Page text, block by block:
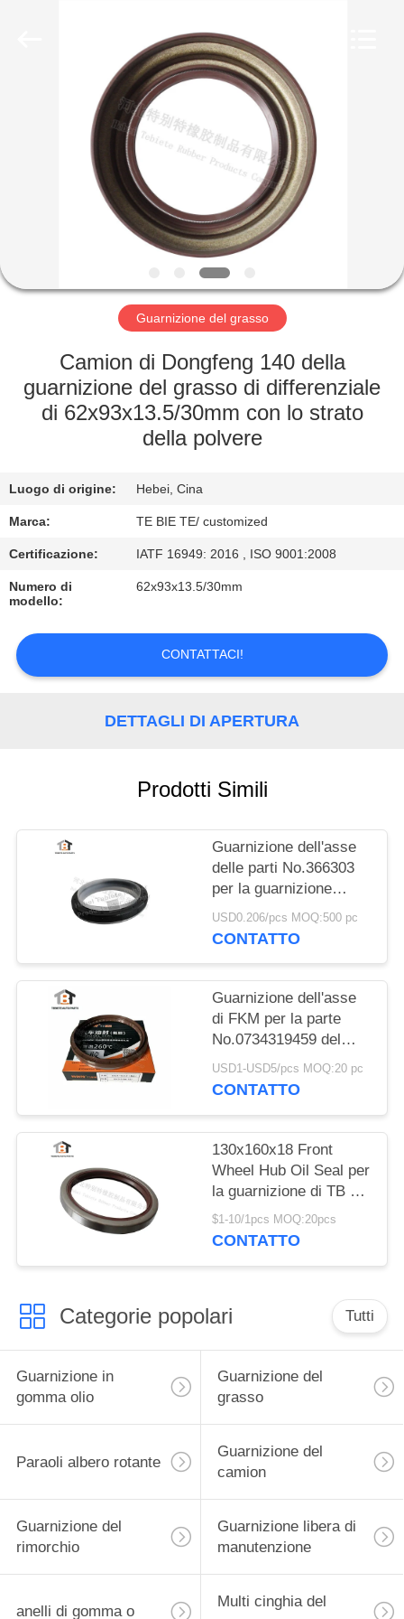
PRODOTTI
GIRO
FABBRICA
CONTROLLO
CONTATTICI
NOTIZIE
CASI
Guarnizione del grasso
Camion di Dongfeng 140 della
guarnizione del grasso di differenziale
di 62x93x13.5/30mm con lo strato
della polvere
Luogo di origine: Hebei, Cina
Marca: TE BIE TE/ customized
Certificazione: IATF 16949: 2016 , ISO 9001:2008
Numero di
modello:
62x93x13.5/30mm
CONTATTACI!
DETTAGLI DI APERTURA
Prodotti Simili
Guarnizione dell'asse
delle parti No.366303
per la guarnizione
dell'albero a gomito
delle parti del camion
USD0.206/pcs MOQ:500 pc
CONTATTO
Guarnizione dell'asse
di FKM per la parte
No.0734319459 del
camion di /VOLVO
/MAN /DAF /IVECO
USD1-USD5/pcs MOQ:20 pc
CONTATTO
130x160x18 Front
Wheel Hub Oil Seal per
la guarnizione di TB di
Mercedes Benz
$1-10/1pcs MOQ:20pcs
CONTATTO
Categorie popolari Tutti
Guarnizione in
gomma olio
Guarnizione del
grasso
Paraoli albero rotante
Guarnizione del
camion
Guarnizione del
rimorchio
Guarnizione libera di
manutenzione
anelli di gomma o
Multi cinghia del